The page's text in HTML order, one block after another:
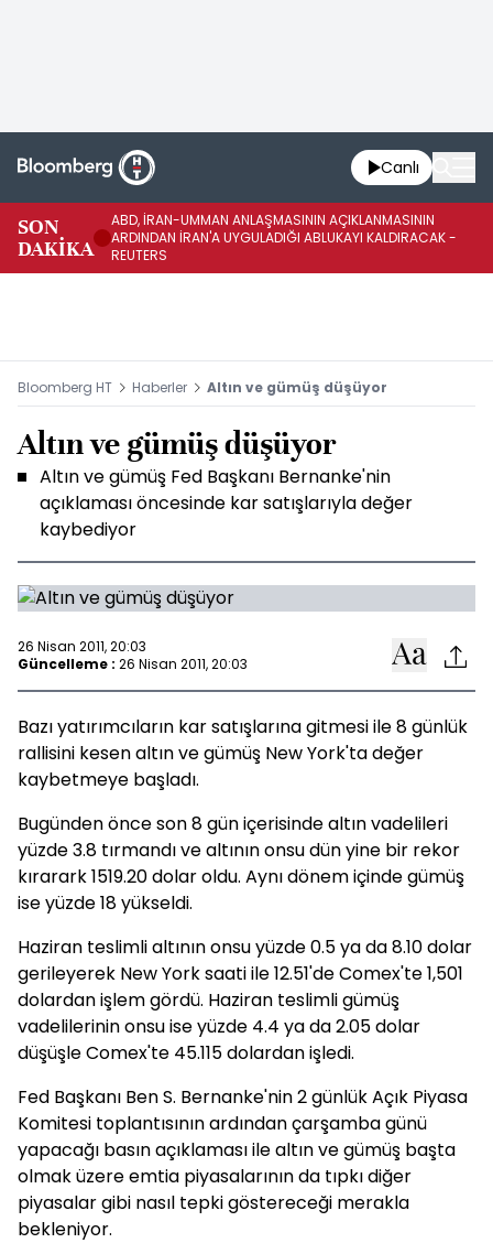
Canlı
SON
DAKİKA
ABD, İRAN-UMMAN ANLAŞMASININ AÇIKLANMASININ
ARDINDAN İRAN'A UYGULADIĞI ABLUKAYI KALDIRACAK -
REUTERS
Bloomberg HT Haberler Altın ve gümüş düşüyor
Altın ve gümüş düşüyor
Altın ve gümüş Fed Başkanı Bernanke'nin
açıklaması öncesinde kar satışlarıyla değer
kaybediyor
26 Nisan 2011, 20:03
Güncelleme : 26 Nisan 2011, 20:03
Bazı yatırımcıların kar satışlarına gitmesi ile 8 günlük
rallisini kesen altın ve gümüş New York'ta değer
kaybetmeye başladı.
Bugünden önce son 8 gün içerisinde altın vadelileri
yüzde 3.8 tırmandı ve altının onsu dün yine bir rekor
kırarark 1519.20 dolar oldu. Aynı dönem içinde gümüş
ise yüzde 18 yükseldi.
Haziran teslimli altının onsu yüzde 0.5 ya da 8.10 dolar
gerileyerek New York saati ile 12.51'de Comex'te 1,501
dolardan işlem gördü. Haziran teslimli gümüş
vadelilerinin onsu ise yüzde 4.4 ya da 2.05 dolar
düşüşle Comex'te 45.115 dolardan işledi.
Fed Başkanı Ben S. Bernanke'nin 2 günlük Açık Piyasa
Komitesi toplantısının ardından çarşamba günü
yapacağı basın açıklaması ile altın ve gümüş başta
olmak üzere emtia piyasalarının da tıpkı diğer
piyasalar gibi nasıl tepki göstereceği merakla
bekleniyor.